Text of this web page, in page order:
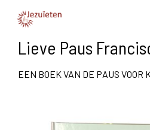
Lieve Paus
EEN BOEK VAN DE PAUS VOOR